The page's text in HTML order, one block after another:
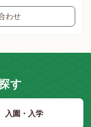
わせ
す
入園・入学